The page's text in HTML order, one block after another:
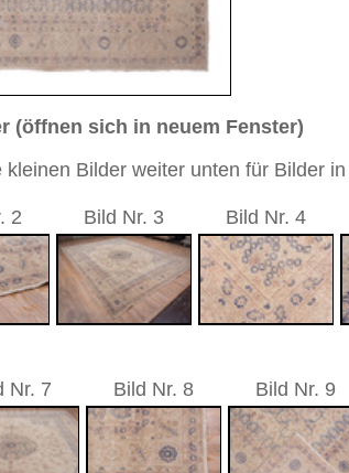
orientalischer Teppich